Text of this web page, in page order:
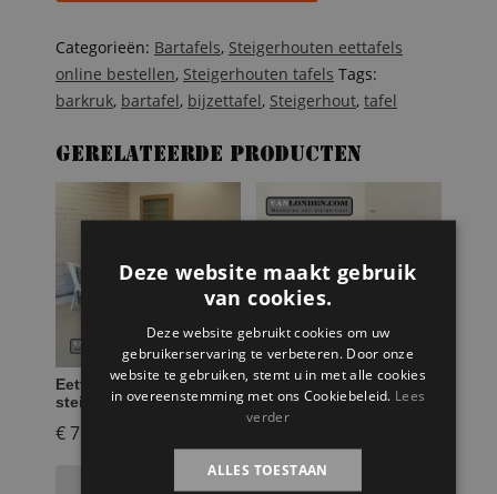
Categorieën: Bartafels, Steigerhouten eettafels
online bestellen, Steigerhouten tafels Tags:
barkruk, bartafel, bijzettafel, Steigerhout, tafel
Gerelateerde producten
Eettafel op
steigerbuizen Erik
€799,95
Steigerhouten tafel
Tonny
Deze website maakt gebruik
van cookies.
Deze website gebruikt cookies om uw
gebruikerservaring te verbeteren. Door onze
website te gebruiken, stemt u in met alle cookies
in overeenstemming met ons Cookiebeleid. Lees
verder
ALLES TOESTAAN